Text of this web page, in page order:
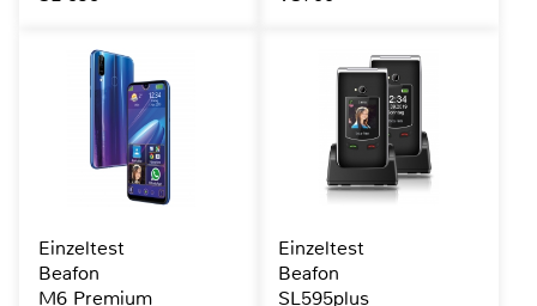
Einzeltest
Beafon
M6 Premium
Einzeltest
Beafon
SL595plus